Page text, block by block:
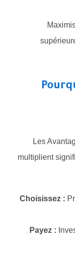
Les
multiplient
Choisissez :
Payez :